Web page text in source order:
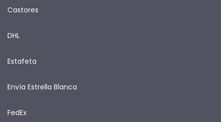
Castores
DHL
Estafeta
Envía Estrella Blanca
FedEx